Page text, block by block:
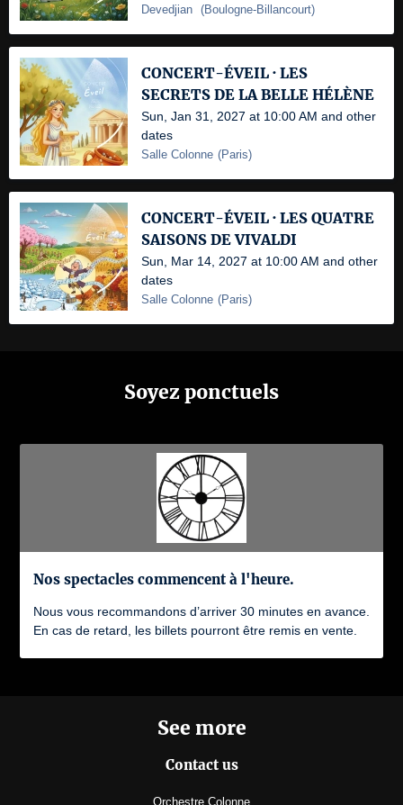
Devedjian (Boulogne-Billancourt)
CONCERT-ÉVEIL · LES
SECRETS DE LA BELLE HÉLÈNE
Sun, Jan 31, 2027 at 10:00 AM and other
dates
Salle Colonne (Paris)
CONCERT-ÉVEIL · LES QUATRE
SAISONS DE VIVALDI
Sun, Mar 14, 2027 at 10:00 AM and other
dates
Salle Colonne (Paris)
Soyez ponctuels
Nos spectacles commencent à l'heure.
Nous vous recommandons d’arriver 30 minutes en avance.
En cas de retard, les billets pourront être remis en vente.
See more
Contact us
Orchestre Colonne